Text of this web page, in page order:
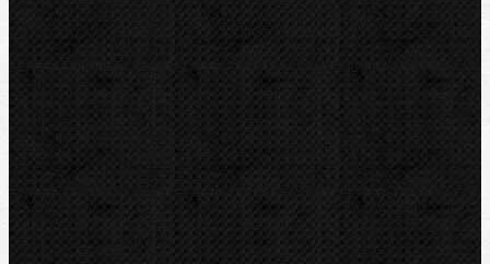
Závitořezy
Drážkovače
Pily
Tlakové pumpy